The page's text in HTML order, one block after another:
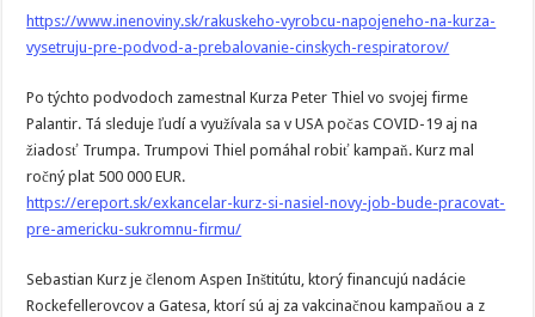
https://www.inenoviny.sk/rakuskeho-vyrobcu-napojeneho-na-kurza-
vysetruju-pre-podvod-a-prebalovanie-cinskych-respiratorov/
Po týchto podvodoch zamestnal Kurza Peter Thiel vo svojej firme
Palantir. Tá sleduje ľudí a využívala sa v USA počas COVID-19 aj na
žiadosť Trumpa. Trumpovi Thiel pomáhal robiť kampaň. Kurz mal
ročný plat 500 000 EUR.
https://ereport.sk/exkancelar-kurz-si-nasiel-novy-job-bude-pracovat-
pre-americku-sukromnu-firmu/
Sebastian Kurz je členom Aspen Inštitútu, ktorý financujú nadácie
Rockefellerovcov a Gatesa, ktorí sú aj za vakcinačnou kampaňou a z